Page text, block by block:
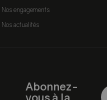
Nos engagements
Nos actualités
Abonnez-
vous à la